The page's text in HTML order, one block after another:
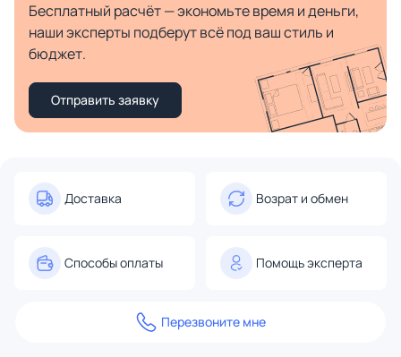
Бесплатный расчёт — экономьте время и деньги,
наши эксперты подберут всё под ваш стиль и
бюджет.
Отправить заявку
Доставка Возрат и обмен
Способы оплаты Помощь эксперта
Перезвоните мне